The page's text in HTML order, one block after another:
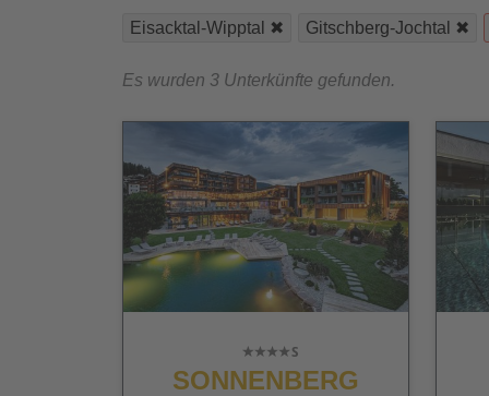
Eisacktal-Wipptal Gitschberg-Jochtal
Es wurden 3 Unterkünfte gefunden.
SONNENBERG